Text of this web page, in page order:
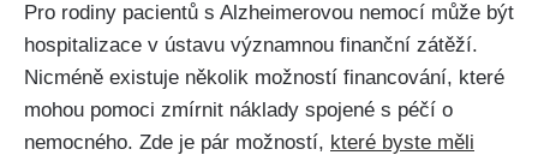
Pro rodiny pacientů s Alzheimerovou nemocí může být
hospitalizace v ústavu významnou finanční zátěží.
Nicméně existuje několik možností financování, které
mohou pomoci zmírnit náklady spojené s péčí o
nemocného. Zde je pár možností, které byste měli